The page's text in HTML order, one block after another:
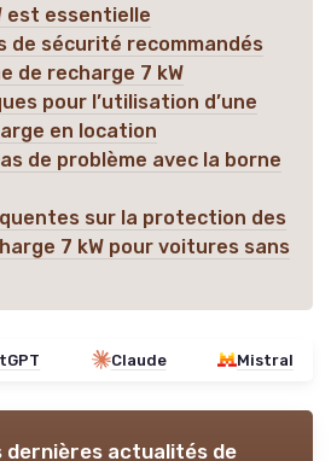
est essentielle
de sécurité recommandés
de recharge 7 kW
pour l’utilisation d’une
en location
de problème avec la borne
sur la protection des
7 kW pour voitures sans
Claude Mistral
dernières actualités de